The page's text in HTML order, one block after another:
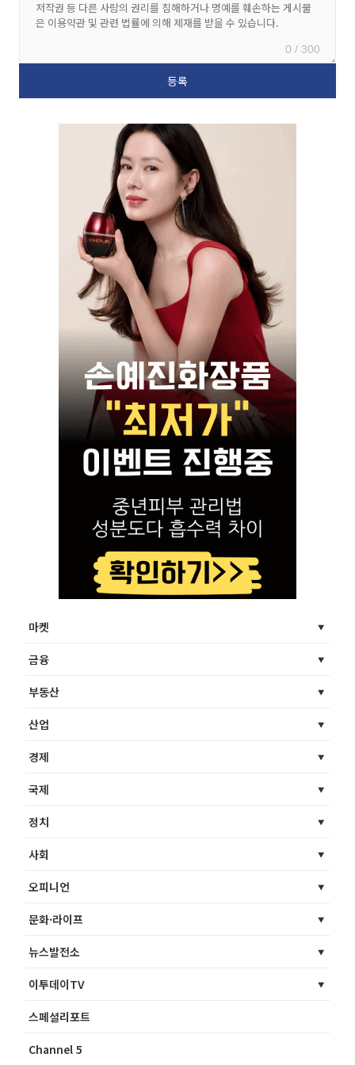
0 / 300
마켓
금융
부동산
산업
경제
국제
정치
사회
오피니언
문화·라이프
뉴스발전소
이투데이TV
스페셜리포트
Channel 5